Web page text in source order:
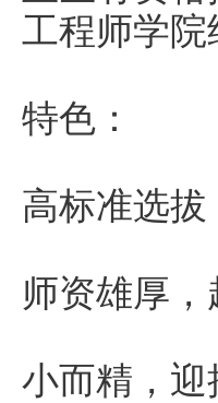
工程师学院
特色：
高标准选
师资雄厚
小而精，